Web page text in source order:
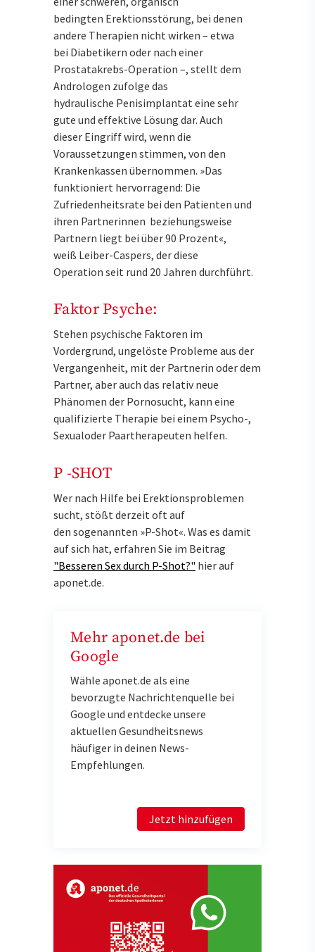
bedingten Erektionsstörung, bei denen
andere Therapien nicht wirken – etwa
bei Diabetikern oder nach einer
Prostatakrebs-Operation –, stellt dem
Andrologen zufolge das
hydraulische Penisimplantat eine sehr
gute und effektive Lösung dar. Auch
dieser Eingriff wird, wenn die
Voraussetzungen stimmen, von den
Krankenkassen übernommen. »Das
funktioniert hervorragend: Die
Zufriedenheitsrate bei den Patienten und
ihren Partnerinnen beziehungsweise
Partnern liegt bei über 90 Prozent«,
weiß Leiber-Caspers, der diese
Operation seit rund 20 Jahren durchführt.
Faktor Psyche:
Stehen psychische Faktoren im
Vordergrund, ungelöste Probleme aus der
Vergangenheit, mit der Partnerin oder dem
Partner, aber auch das relativ neue
Phänomen der Pornosucht, kann eine
qualifizierte Therapie bei einem Psycho-,
Sexualoder Paartherapeuten helfen.
P -SHOT
Wer nach Hilfe bei Erektionsproblemen
sucht, stößt derzeit oft auf
den sogenannten »P-Shot«. Was es damit
auf sich hat, erfahren Sie im Beitrag
"Besseren Sex durch P-Shot?" hier auf
aponet.de.
Mehr aponet.de bei
Google
Wähle aponet.de als eine
bevorzugte Nachrichtenquelle bei
Google und entdecke unsere
aktuellen Gesundheitsnews
häufiger in deinen News-
Empfehlungen.
Jetzt hinzufügen